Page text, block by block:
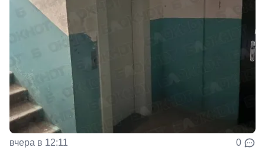
вчера в 12:11 0